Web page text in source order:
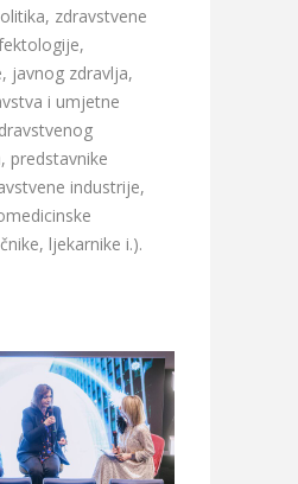
zdravstvene
javnog zdravlja,
i umjetne
predstavnike
industrije,
ljekarnike i.).